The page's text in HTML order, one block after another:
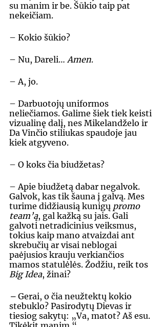
su manim ir be. Šūkio taip pat
nekeičiam.
– Kokio šūkio?
– Nu, Dareli… Amen.
– A, jo.
– Darbuotojų uniformos
neliečiamos. Galime šiek tiek keisti
vizualinę dalį, nes Mikelandželo ir
Da Vinčio stiliukas spaudoje jau
kiek atgyveno.
– O koks čia biudžetas?
– Apie biudžetą dabar negalvok.
Galvok, kas tik šauna į galvą. Mes
turime didžiausią kunigų promo
team’ą, gal kažką su jais. Gali
galvoti netradicinius veiksmus,
tokius kaip mano atvaizdai ant
skrebučių ar visai neblogai
paėjusios krauju verkiančios
mamos statulėlės. Žodžiu, reik tos
Big Idea, žinai?
– Gerai, o čia neužtektų kokio
stebuklo? Pasirodytų Dievas ir
tiesiog sakytų: „Va, matot? Aš esu.